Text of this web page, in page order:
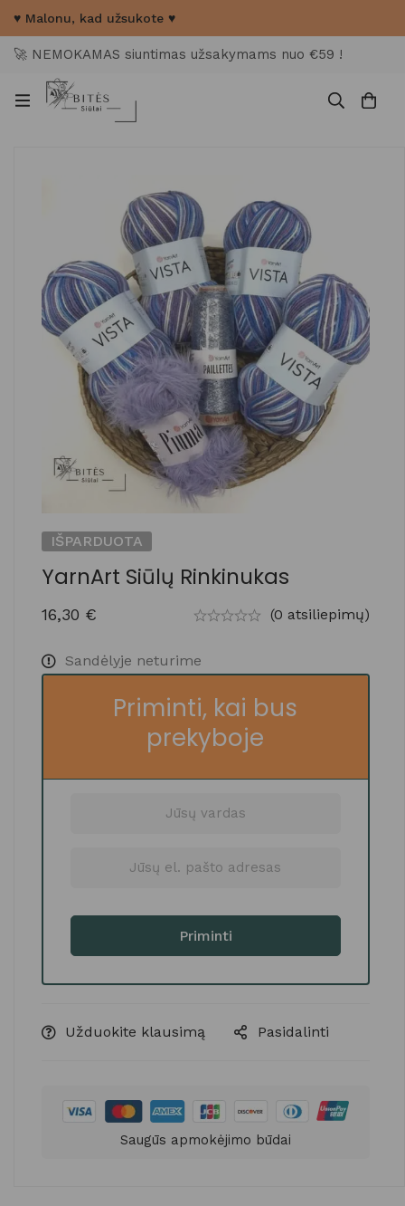
♥ Malonu, kad užsukote ♥
🚀 NEMOKAMAS siuntimas užsakymams nuo €59 !
IŠPARDUOTA
YarnArt Siūlų Rinkinukas
16,30 € (0 atsiliepimų)
Sandėlyje neturime
Priminti, kai bus
prekyboje
Užduokite klausimą Pasidalinti
Saugūs apmokėjimo būdai